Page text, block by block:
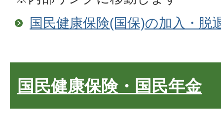
国民健康保険(国保)の加入・脱
国民健康保険・国民年金